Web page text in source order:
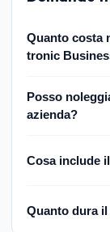
Quanto costa
tronic
Posso
azienda?
Cosa include
Quanto dura